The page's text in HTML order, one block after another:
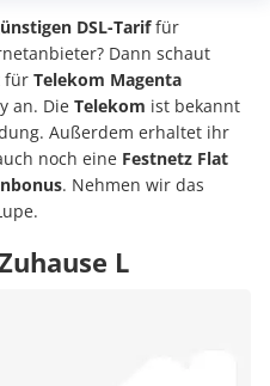
DSL-Tariffür
Dann schaut
für Telekom Magenta
an. Die Telekom ist bekannt
Außerdem erhaltet ihr
noch eine Festnetz Flat
. Nehmen wir das
L